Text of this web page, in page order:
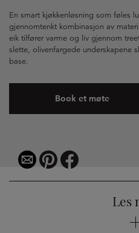
En smart kjøkkenløsning som føles
gjennomtenkt kombinasjon av
eik tilfører varme og liv gjennom
slette, olivenfargede underskapene
base.
Book et møte
Les